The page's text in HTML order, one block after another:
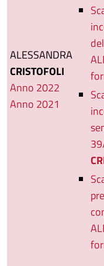
ALESSANDRA
CRISTOFOLI
Anno 2022
Anno 2021